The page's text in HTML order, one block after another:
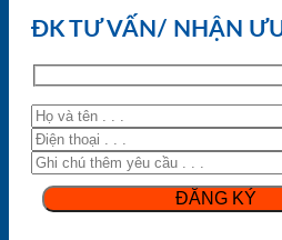
ĐK TƯ VẤN/ NHẬN